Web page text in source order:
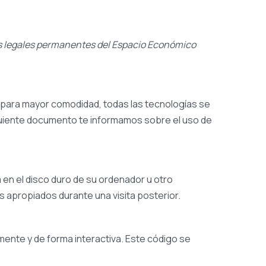
permanentes del Espacio Económico
mayor comodidad, todas las tecnologías se
documento te informamos sobre el uso de
el disco duro de su ordenador u otro
apropiados durante una visita posterior.
y de forma interactiva. Este código se